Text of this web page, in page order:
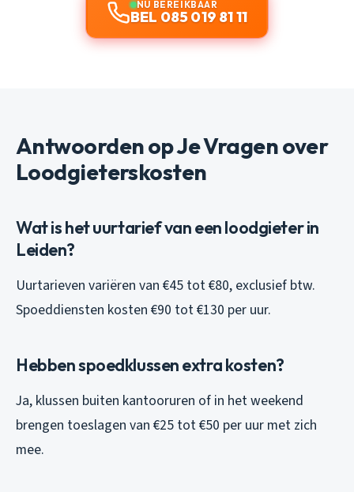
NU BEREIKBAAR
BEL 085 019 81 11
Antwoorden op Je Vragen over
Loodgieterskosten
Wat is het uurtarief van een loodgieter in
Leiden?
Uurtarieven variëren van €45 tot €80, exclusief btw.
Spoeddiensten kosten €90 tot €130 per uur.
Hebben spoedklussen extra kosten?
Ja, klussen buiten kantooruren of in het weekend
brengen toeslagen van €25 tot €50 per uur met zich
mee.